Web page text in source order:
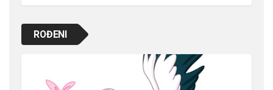
ROĐENI